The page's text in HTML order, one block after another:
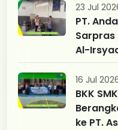
23 Jul
PT.
Sarpras
Al-
16 Jul
BKK
ke PT.